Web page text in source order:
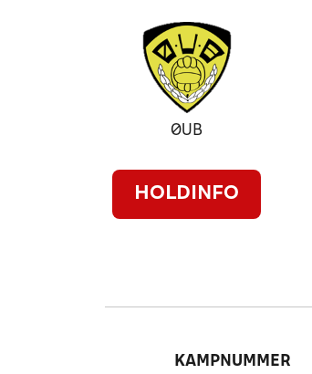
ØUB
HOLDINFO
KAMPNUMMER